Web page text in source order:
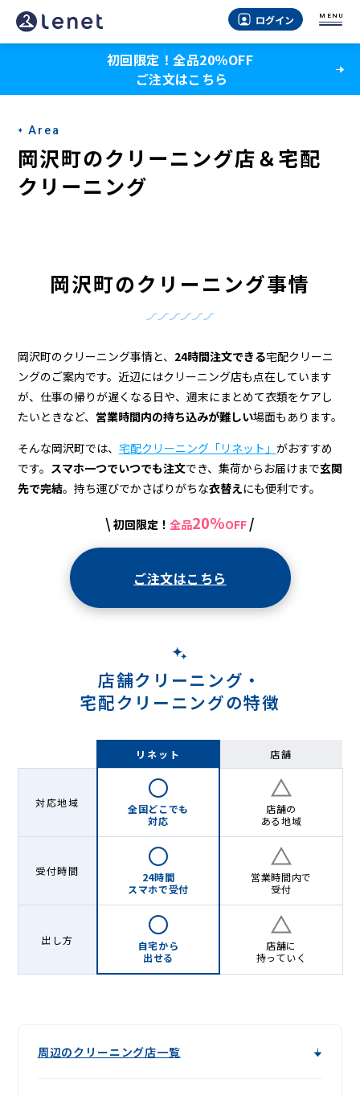
岡
沢
の
ク
リ
ー
宅
配
ク
リ
ー
ログイン MENU
初回限定！全品20％OFF
ご注文はこちら
Area
岡沢町のクリーニング店＆宅配
クリーニング
岡沢町のクリーニング事情
岡沢町のクリーニング事情と、 24時間注文できる宅配クリーニ
ングのご案内です。近辺にはクリーニング店も点在しています
が、仕事の帰りが遅くなる日や、週末にまとめて衣類をケアし
たいときなど、 営業時間内の持ち込みが難しい場面もあります。
そんな岡沢町では、 宅配クリーニング「リネット」 がおすすめ
です。 スマホ一つでいつでも注文でき、集荷からお届けまで玄関
先で完結。持ち運びでかさばりがちな衣替えにも便利です。
\ 初回限定！ 全品20%OFF /
ご注文はこちら
店舗クリーニング・
宅配クリーニングの特徴
リネット 店舗
対応地域
全国どこでも
対応
店舗の
ある地域
受付時間
24時間
スマホで受付
営業時間内で
受付
出し方
自宅から
出せる
店舗に
持っていく
周辺のクリーニング店一覧